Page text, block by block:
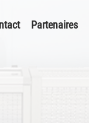
Partenaires